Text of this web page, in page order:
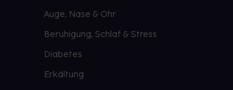
Auge, Nase & Ohr
Beruhigung, Schlaf & Stress
Diabetes
Erkältung